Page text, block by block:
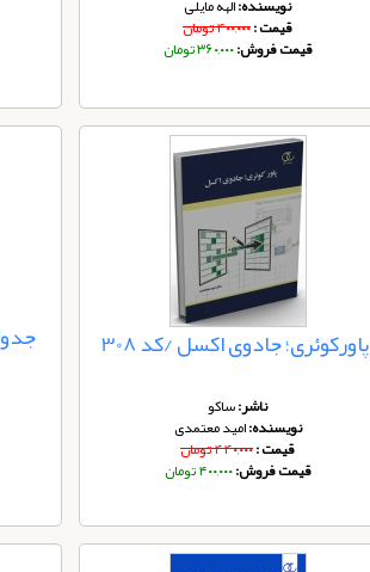
نویسنده:الهه مایلی
قیمت :۴۰۰,۰۰۰ تومان
قیمت فروش:۳۶۰,۰۰۰ تومان
پاورکوئری؛ جادوی اکسل /کد 308
ناشر:ساکو
نویسنده:امید معتمدی
قیمت :۴۴۰,۰۰۰ تومان
قیمت فروش:۴۰۰,۰۰۰ تومان